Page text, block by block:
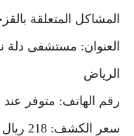
المشاكل المتعلقة
العنوان: مستشفى دلة
الرياض
رقم الهاتف: متوفر عند
سعر الكشف: 218 ريال سعودي.